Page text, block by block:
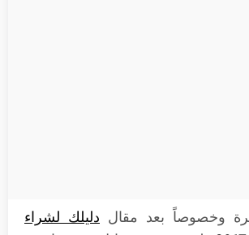
وخصوصاً بعد مقال دليلك لشراء